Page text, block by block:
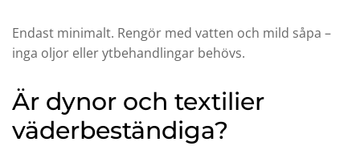
Endast minimalt. Rengör med vatten och mild såpa –
inga oljor eller ytbehandlingar behövs.
Är dynor och textilier
väderbeständiga?